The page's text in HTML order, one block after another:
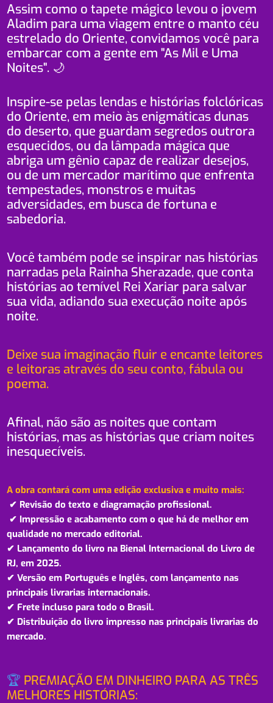
Assim como o tapete mágico levou o jovem
Aladim para uma viagem entre o manto céu
estrelado do Oriente, convidamos você para
embarcar com a gente em "As Mil e Uma
Noites". 🌙
Inspire-se pelas lendas e histórias folclóricas
do Oriente, em meio às enigmáticas dunas
do deserto, que guardam segredos outrora
esquecidos, ou da lâmpada mágica que
abriga um gênio capaz de realizar desejos,
ou de um mercador marítimo que enfrenta
tempestades, monstros e muitas
adversidades, em busca de fortuna e
sabedoria.
Você também pode se inspirar nas histórias
narradas pela Rainha Sherazade, que conta
histórias ao temível Rei Xariar para salvar
sua vida, adiando sua execução noite após
noite.
Deixe sua imaginação fluir e encante leitores
e leitoras através do seu conto, fábula ou
poema.
Afinal, não são as noites que contam
histórias, mas as histórias que criam noites
inesquecíveis.
A obra contará com uma edição exclusiva e muito mais:
✔ Revisão do texto e diagramação profissional.
✔ Impressão e acabamento com o que há de melhor em
qualidade no mercado editorial.
✔ Lançamento do livro na Bienal Internacional do Livro de
RJ, em 2025.
✔ Versão em Português e Inglês, com lançamento nas
principais livrarias internacionais.
✔ Frete incluso para todo o Brasil.
✔ Distribuição do livro impresso nas principais livrarias do
mercado.
🏆 PREMIAÇÃO EM DINHEIRO PARA AS TRÊS
MELHORES HISTÓRIAS: